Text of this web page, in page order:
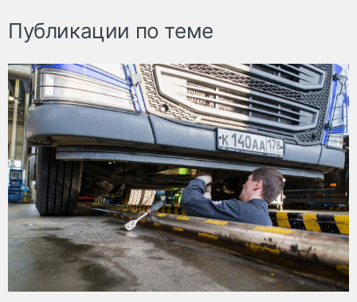
Публикации по теме